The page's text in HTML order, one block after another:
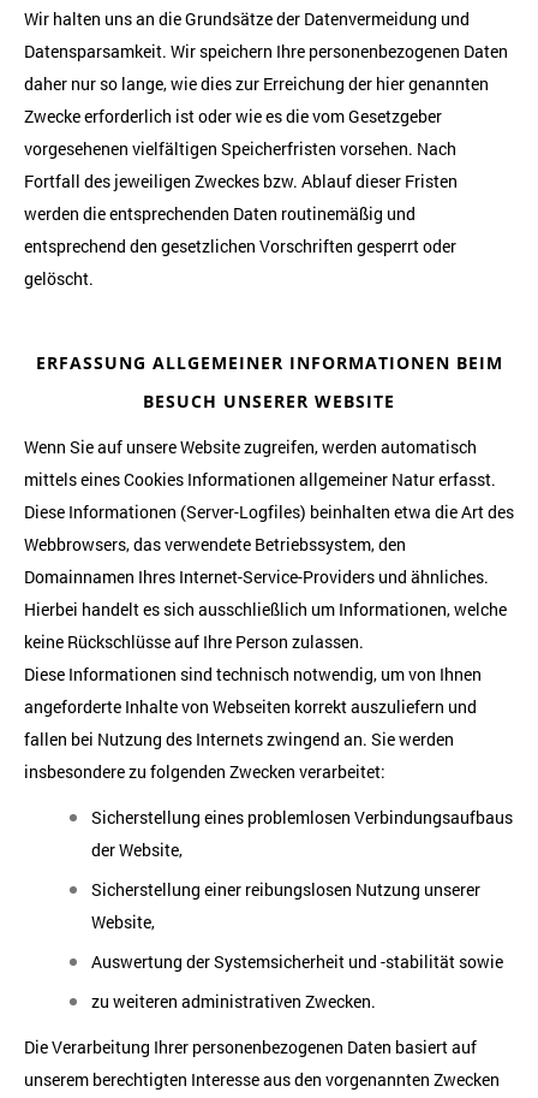
Wir halten uns an die Grundsätze der Datenvermeidung und
Datensparsamkeit. Wir speichern Ihre personenbezogenen Daten
daher nur so lange, wie dies zur Erreichung der hier genannten
Zwecke erforderlich ist oder wie es die vom Gesetzgeber
vorgesehenen vielfältigen Speicherfristen vorsehen. Nach
Fortfall des jeweiligen Zweckes bzw. Ablauf dieser Fristen
werden die entsprechenden Daten routinemäßig und
entsprechend den gesetzlichen Vorschriften gesperrt oder
gelöscht.
ERFASSUNG ALLGEMEINER INFORMATIONEN BEIM
BESUCH UNSERER WEBSITE
Wenn Sie auf unsere Website zugreifen, werden automatisch
mittels eines Cookies Informationen allgemeiner Natur erfasst.
Diese Informationen (Server-Logfiles) beinhalten etwa die Art des
Webbrowsers, das verwendete Betriebssystem, den
Domainnamen Ihres Internet-Service-Providers und ähnliches.
Hierbei handelt es sich ausschließlich um Informationen, welche
keine Rückschlüsse auf Ihre Person zulassen.
Diese Informationen sind technisch notwendig, um von Ihnen
angeforderte Inhalte von Webseiten korrekt auszuliefern und
fallen bei Nutzung des Internets zwingend an. Sie werden
insbesondere zu folgenden Zwecken verarbeitet:
Sicherstellung eines problemlosen Verbindungsaufbaus
der Website,
Sicherstellung einer reibungslosen Nutzung unserer
Website,
Auswertung der Systemsicherheit und -stabilität sowie
zu weiteren administrativen Zwecken.
Die Verarbeitung Ihrer personenbezogenen Daten basiert auf
unserem berechtigten Interesse aus den vorgenannten Zwecken